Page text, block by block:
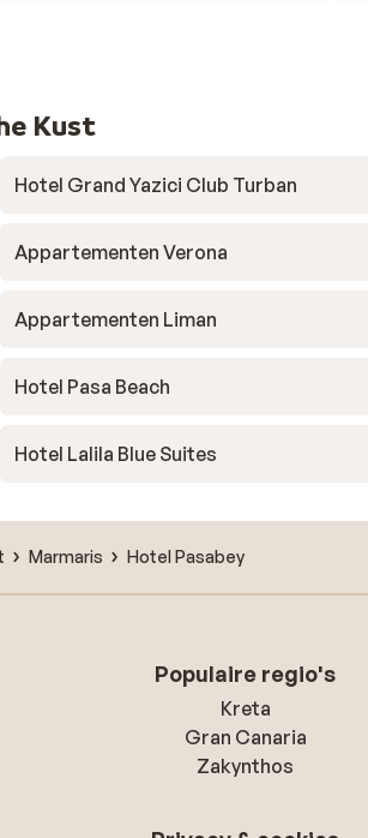
Kust
Hotel Grand Yazici Club Turban
Appartementen Verona
Appartementen Liman
Hotel Pasa Beach
Hotel Lalila Blue Suites
Marmaris Hotel Pasabey
Populaire regio's
Kreta
Gran Canaria
Zakynthos